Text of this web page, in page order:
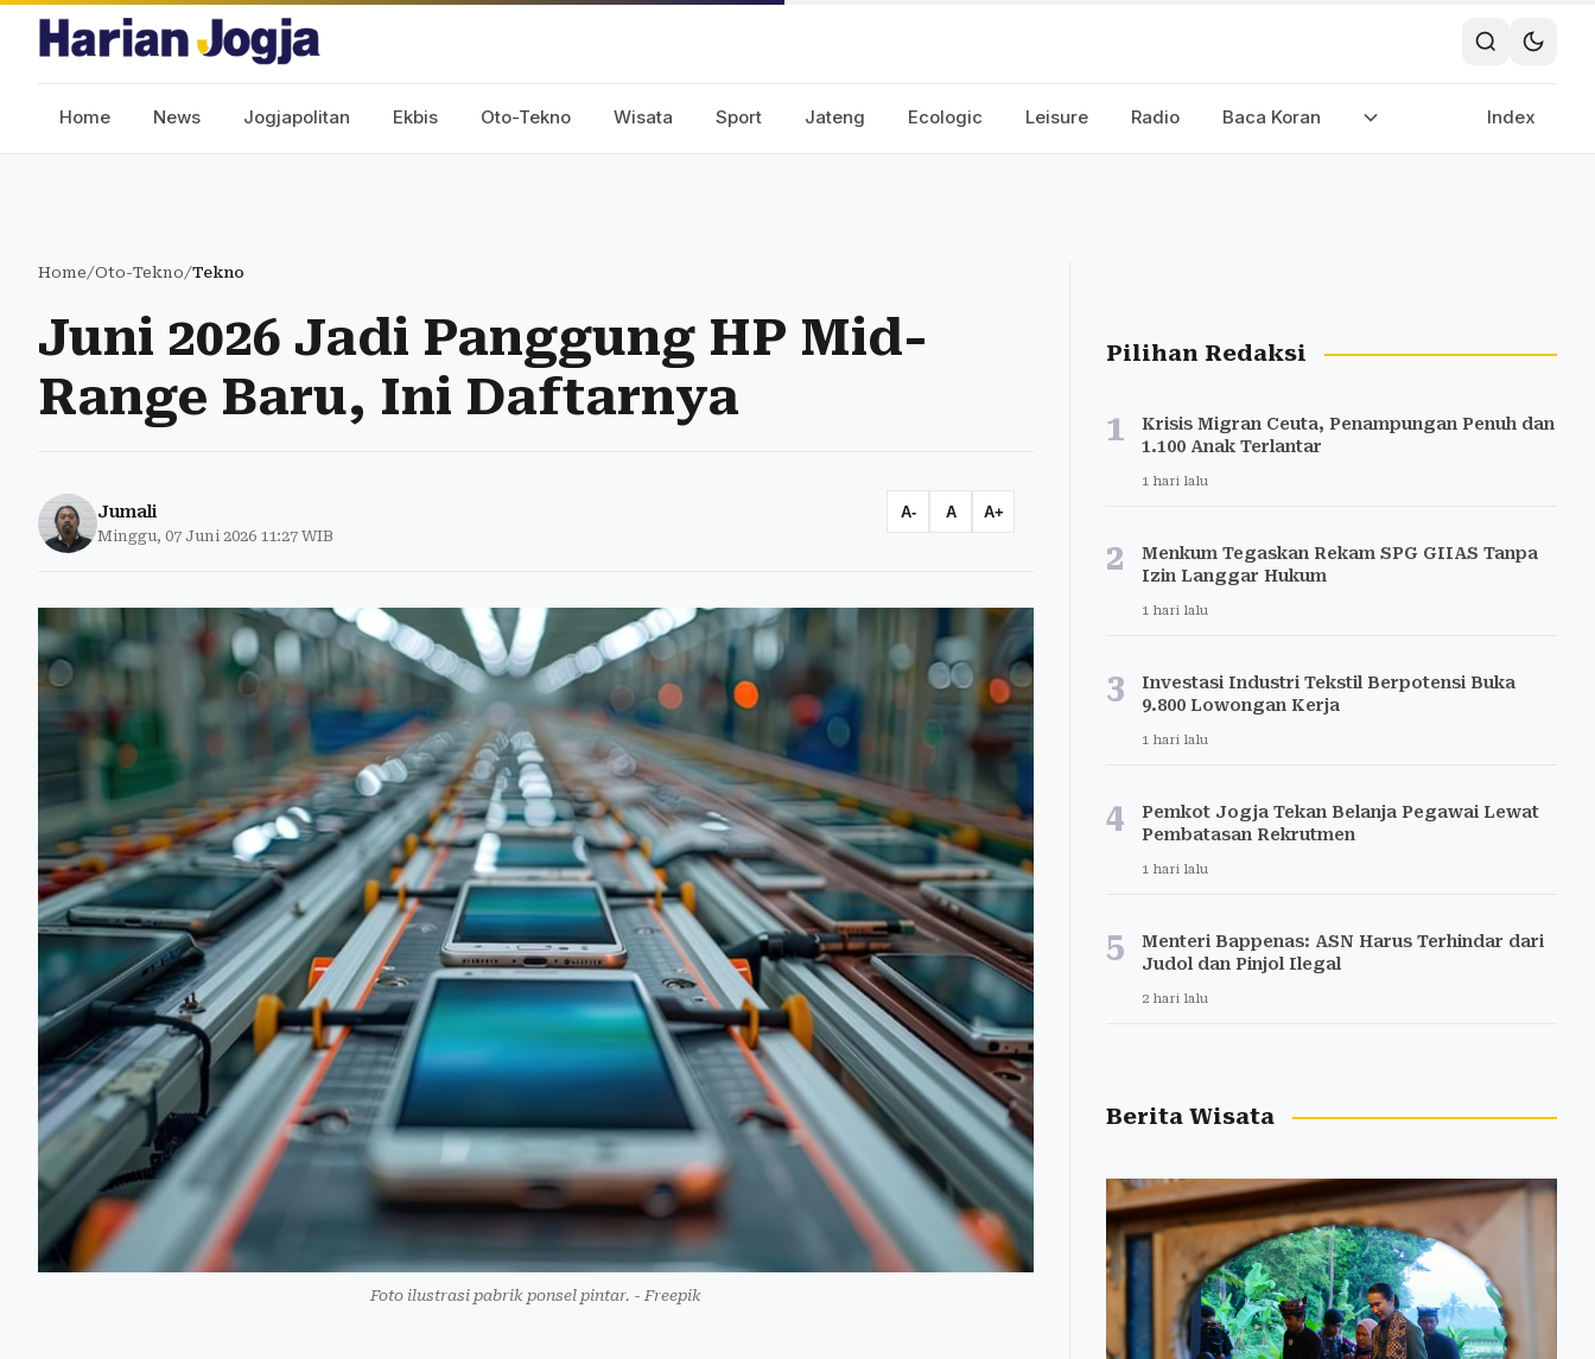
Home News Jogjapolitan Ekbis Oto-Tekno Wisata Sport Jateng Ecologic Leisure Radio Baca Koran Index
Home/Oto-Tekno/Tekno
Juni 2026 Jadi Panggung HP Mid-
Range Baru, Ini Daftarnya
Jumali
Minggu, 07 Juni 2026 11:27 WIB
A- A A+
Foto ilustrasi pabrik ponsel pintar. - Freepik
Pilihan Redaksi
1
Krisis Migran Ceuta, Penampungan Penuh dan
1.100 Anak Terlantar
1 hari lalu
2
Menkum Tegaskan Rekam SPG GIIAS Tanpa
Izin Langgar Hukum
1 hari lalu
3
Investasi Industri Tekstil Berpotensi Buka
9.800 Lowongan Kerja
1 hari lalu
4
Pemkot Jogja Tekan Belanja Pegawai Lewat
Pembatasan Rekrutmen
1 hari lalu
5
Menteri Bappenas: ASN Harus Terhindar dari
Judol dan Pinjol Ilegal
2 hari lalu
Berita Wisata